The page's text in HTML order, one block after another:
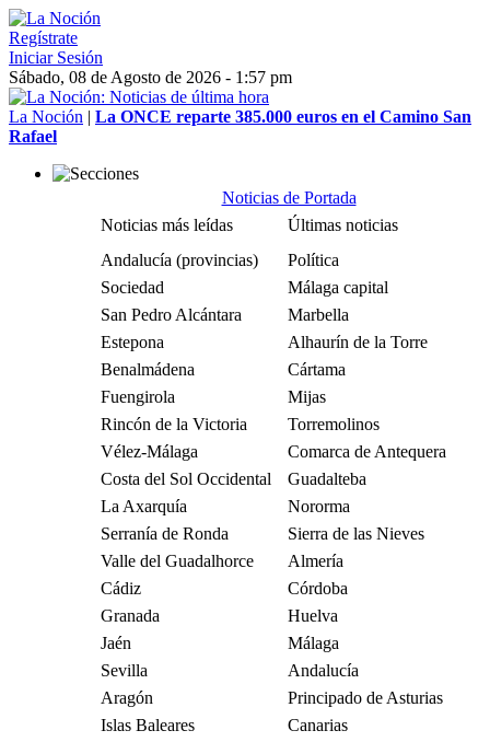
Regístrate
Iniciar Sesión
Sábado, 08 de Agosto de 2026 - 1:57 pm
La Noción | La ONCE reparte 385.000 euros en el Camino San
Rafael
Noticias de Portada
Noticias más leídas
Últimas noticias
Andalucía (provincias)
Política
Sociedad
Málaga capital
San Pedro Alcántara
Marbella
Estepona
Alhaurín de la Torre
Benalmádena
Cártama
Fuengirola
Mijas
Rincón de la Victoria
Torremolinos
Vélez-Málaga
Comarca de Antequera
Costa del Sol Occidental
Guadalteba
La Axarquía
Nororma
Serranía de Ronda
Sierra de las Nieves
Valle del Guadalhorce
Almería
Cádiz
Córdoba
Granada
Huelva
Jaén
Málaga
Sevilla
Andalucía
Aragón
Principado de Asturias
Islas Baleares
Canarias